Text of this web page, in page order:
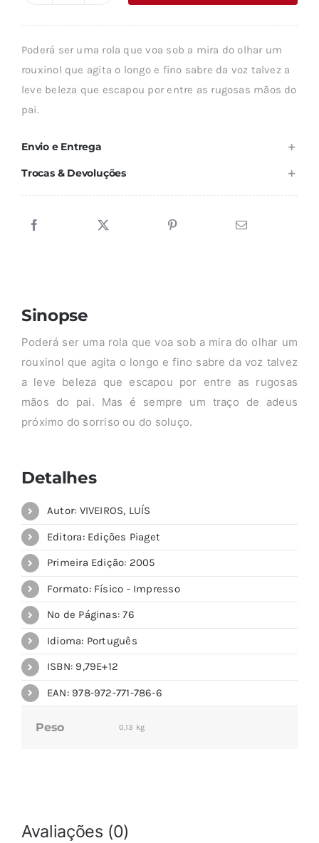
era:
é:
Poderá ser uma rola que voa sob a mira do olhar um
rouxinol que agita o longo e fino sabre da voz talvez a
leve beleza que escapou por entre as rugosas mãos do
pai.
Envio e Entrega
Trocas & Devoluções
Sinopse
Poderá ser uma rola que voa sob a mira do olhar um
rouxinol que agita o longo e fino sabre da voz talvez
a leve beleza que escapou por entre as rugosas
mãos do pai. Mas é sempre um traço de adeus
próximo do sorriso ou do soluço.
Detalhes
Autor: VIVEIROS, LUÍS
Editora: Edições Piaget
Primeira Edição: 2005
Formato: Físico - Impresso
Nº de Páginas: 76
Idioma: Português
ISBN: 9,79E+12
EAN: 978-972-771-786-6
Peso 0,13 kg
Avaliações (0)